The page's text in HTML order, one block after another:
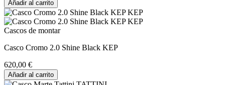
Añadir al carrito
Cascos de montar
Casco Cromo 2.0 Shine Black KEP
620,00 €
Añadir al carrito